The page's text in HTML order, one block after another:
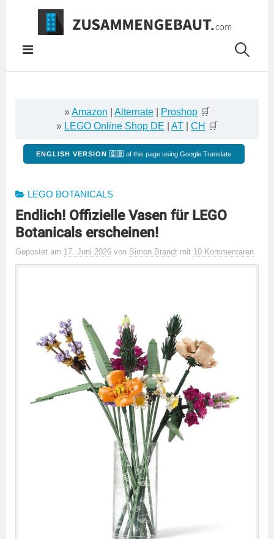
Springe
Inhalt
»Amazon Alternate Proshop 🛒
» LEGO Online Shop DE AT CH 🛒
ENGLISH VERSION 🇬🇧 of this page using Google Translate
LEGO BOTANICALS
Endlich! Offizielle Vasen für LEGO
Botanicals erscheinen!
Gepostet am 17. Juni 2026 von Simon Brandt mit 10 Kommentaren